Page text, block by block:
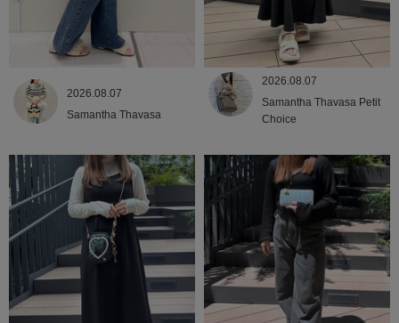
2026.08.07
Samantha Thavasa
2026.08.07
Samantha Thavasa Petit
Choice